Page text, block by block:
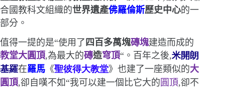
合國教科文組織的世界遺產佛羅倫斯歷史中心的一
部分 。
值得一提的是“使用了 四百多萬塊磚塊建造而成的
教堂大圓頂,為最大的磚造穹頂“ 。 百年之後,米開朗
基羅在羅馬 《聖彼得大教堂》也建了一座類似的大
圓頂,卻自嘆不如 “我可以建一個比它大的 圓頂,卻不